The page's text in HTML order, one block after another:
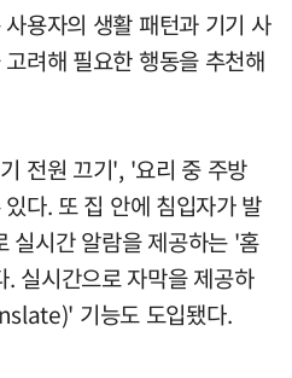
용자의 생활 패턴과 기기 사
려해 필요한 행동을 추천해
전원 끄기', '요리 중 주방
다. 또 집 안에 침입자가 발
실시간 알람을 제공하는 '홈
실시간으로 자막을 제공하
기능도 도입됐다.